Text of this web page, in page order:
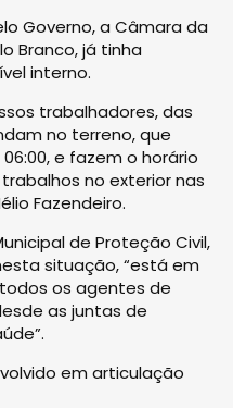
Governo, a Câmara da
Branco, já tinha
interno.
trabalhadores, das
no terreno, que
e fazem o horário
no exterior nas
Fazendeiro.
de Proteção Civil,
situação, “está em
os agentes de
as juntas de
em articulação